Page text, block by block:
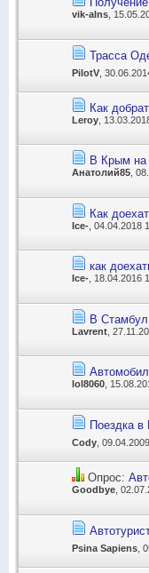
vik-alns ,
Трасса
PilotV ,
Как
Leroy ,
В Крым на
Анатолий85,
Как
Ice- , 04.04.2018
как
Ice-, 18.04.2016
В
Lavrent ,
lol8060 ,
Поездка в
Cody ,
Опрос:
Goodbye ,
Psina Sapiens ,